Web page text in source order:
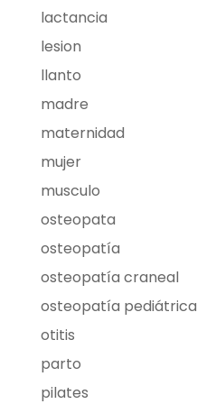
lactancia
lesion
llanto
madre
maternidad
mujer
musculo
osteopata
osteopatía
osteopatía craneal
osteopatía pediátrica
otitis
parto
pilates